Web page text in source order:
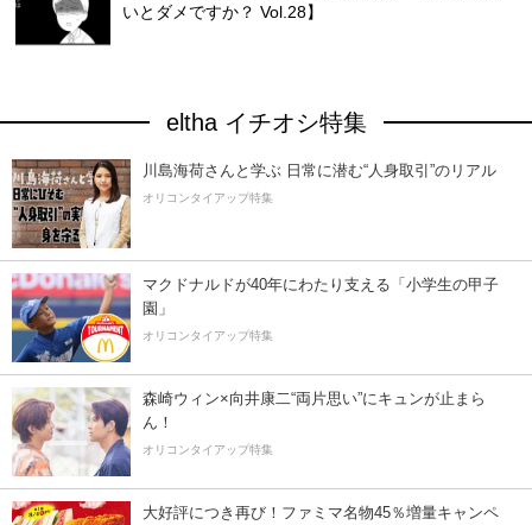
いとダメですか？ Vol.28】
eltha イチオシ特集
川島海荷さんと学ぶ 日常に潜む“人身取引”のリアル
オリコンタイアップ特集
マクドナルドが40年にわたり支える「小学生の甲子
園」
オリコンタイアップ特集
森崎ウィン×向井康二“両片思い”にキュンが止まら
ん！
オリコンタイアップ特集
大好評につき再び！ファミマ名物45％増量キャンペ